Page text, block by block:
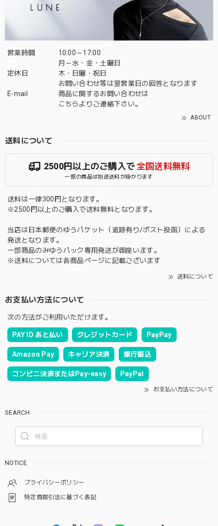
営業時間
10:00～17:00
月～水・金・土曜日
定休日
木・日曜・祝日
お問い合わせ等は翌営業日の回答となります
E-mail
商品に関するお問い合わせは
こちらよりご連絡下さい。
ABOUT
送料について
2500円以上のご購入で全国送料無料
一部の商品は別途送料が掛かります
送料は一律300円となります。
※2500円以上のご購入で送料無料となります。
当店は日本郵便のゆうパケット（追跡有り/ポスト投函）による
発送となります。
一部商品のみゆうパック専用発送が御座います。
※送料については各商品ページに記載ございます
送料について
お支払い方法について
次の方法がご利用いただけます。
PAY ID あと払い クレジットカード PayPay
Amazon Pay キャリア決済 銀行振込
コンビニ決済またはPay-easy PayPal
お支払い方法について
SEARCH
NOTICE
プライバシーポリシー
特定商取引法に基づく表記